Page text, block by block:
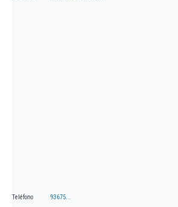
Teléfono 93675...